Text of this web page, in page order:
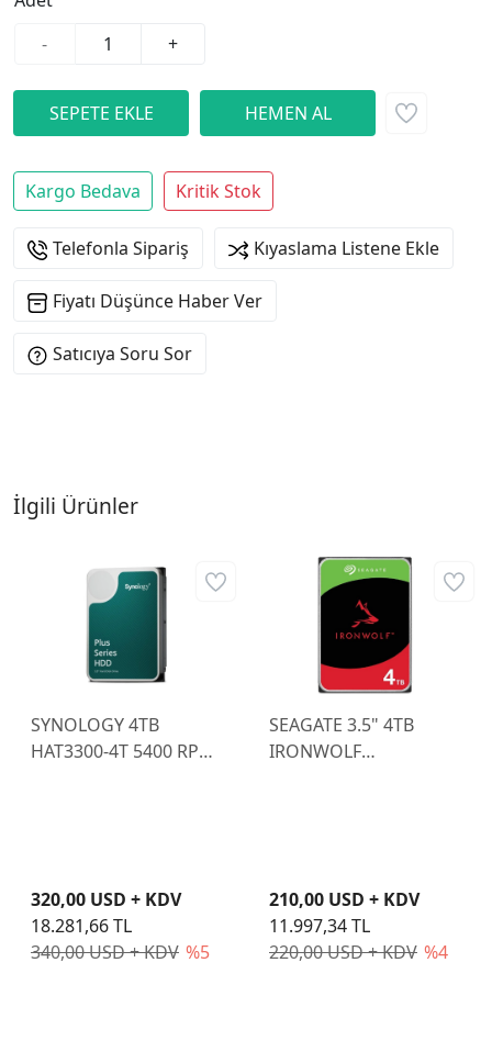
-
+
Kargo Bedava Kritik Stok
Telefonla Sipariş Kıyaslama Listene Ekle
Fiyatı Düşünce Haber Ver
Satıcıya Soru Sor
İlgili Ürünler
SYNOLOGY 4TB
HAT3300-4T 5400 RPM
340,00 USD + KDV %5
320,00 USD + KDV
18.281,66 TL
SEAGATE 3.5" 4TB
IRONWOLF
220,00 USD + KDV %4
210,00 USD + KDV
11.997,34 TL